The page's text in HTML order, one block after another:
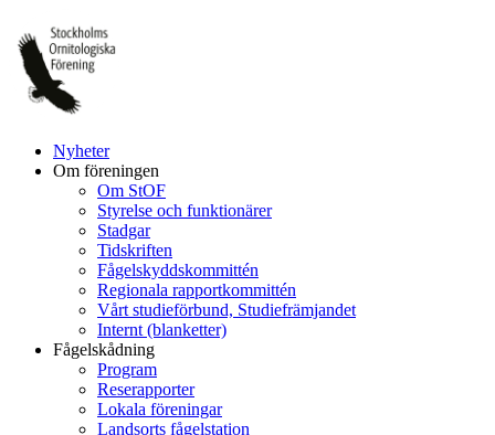
till
innehåll
Nyheter
Om föreningen
Om StOF
Styrelse och funktionärer
Stadgar
Tidskriften
Fågelskyddskommittén
Regionala rapportkommittén
Vårt studieförbund, Studiefrämjandet
Internt (blanketter)
Fågelskådning
Program
Reserapporter
Lokala föreningar
Landsorts fågelstation